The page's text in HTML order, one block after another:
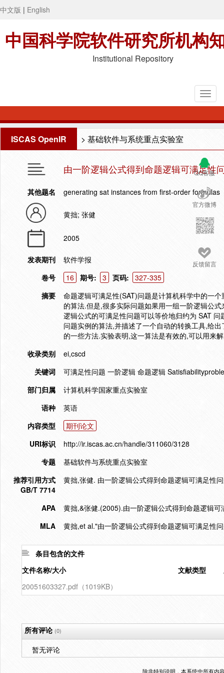
中文版 | English
中国科学院软件研究所机构
Institutional Repository
ISCAS OpenIR > 基础软件与系统重点实验室
QQ客服
官方微博
反馈留言
由一阶逻辑公式得到命题逻辑可满足性
其他题名 generating sat instances from first-order formulas
黄拙; 张健
2005
发表期刊
软件学报
卷号
16 期号: 3 页码:
327-335
摘要
命题逻辑可满足性(SAT)问题是计算机科学中的一
的算法.但是,很多实际问题如果用一组一阶逻辑公
逻辑公式的可满足性问题可以等价地归约为 SAT
问题实例的算法,并描述了一个自动的转换工具,给
的一些方法.实验表明,这一算法是有效的,可以用来
收录类别
ei,cscd
关键词
可满足性问题 一阶逻辑 命题逻辑
部门归属
计算机科学国家重点实验室
语种
英语
内容类型
期刊论文
URI标识
http://ir.iscas.ac.cn/handle/311060/3128
专题
基础软件与系统重点实验室
推荐引用方式
GB/T 7714
黄拙,张健. 由一阶逻辑公式得到命题逻辑可满足性
APA
黄拙,&张健.(2005).由一阶逻辑公式得到命题逻辑可
MLA
黄拙,et al."由一阶逻辑公式得到命题逻辑可满足性
条目包含的文件
文件名称/大小
文献类型
20051603327.pdf（1019KB）
所有评论(0)
暂无评论
除非特别说明，本系统中所有内